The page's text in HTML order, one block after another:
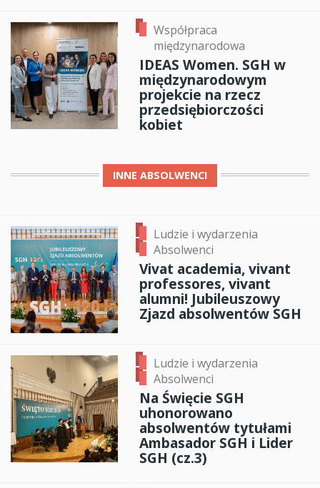
Współpraca
międzynarodowa
IDEAS Women. SGH w
międzynarodowym
projekcie na rzecz
przedsiębiorczości
kobiet
INNE ABSOLWENCI
Ludzie i wydarzenia
Absolwenci
Vivat academia, vivant
professores, vivant
alumni! Jubileuszowy
Zjazd absolwentów SGH
Ludzie i wydarzenia
Absolwenci
Na Święcie SGH
uhonorowano
absolwentów tytułami
Ambasador SGH i Lider
SGH (cz.3)